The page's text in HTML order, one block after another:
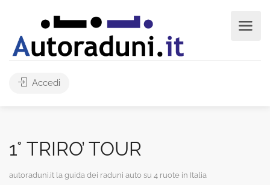
Accedi
1° TRIRO’ TOUR
autoraduni.it la guida dei raduni auto su 4 ruote in Italia